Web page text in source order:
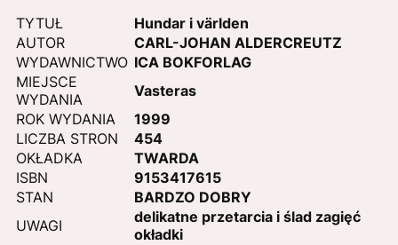
TYTUŁ
Hundar i världen
AUTOR
CARL-JOHAN ALDERCREUTZ
WYDAWNICTWO ICA BOKFORLAG
MIEJSCE
WYDANIA
Vasteras
ROK WYDANIA
1999
LICZBA STRON
454
OKŁADKA
TWARDA
ISBN
9153417615
STAN
BARDZO DOBRY
UWAGI
delikatne przetarcia i ślad zagięć
okładki